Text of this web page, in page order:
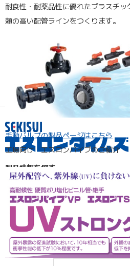
耐食性・耐薬品性に優れたプラスチ
頼の高い配管ラインをつくります。
手動バルブの製品ページはこちら
工場向け エスロンパイプのご紹介
製品情報を探す
分野で探す製品群名で探す品名・品番
事例紹介『現場レポート』
課題解決
エスロン動画チャンネル
お知らせ
お問い合わせ・よくある質問